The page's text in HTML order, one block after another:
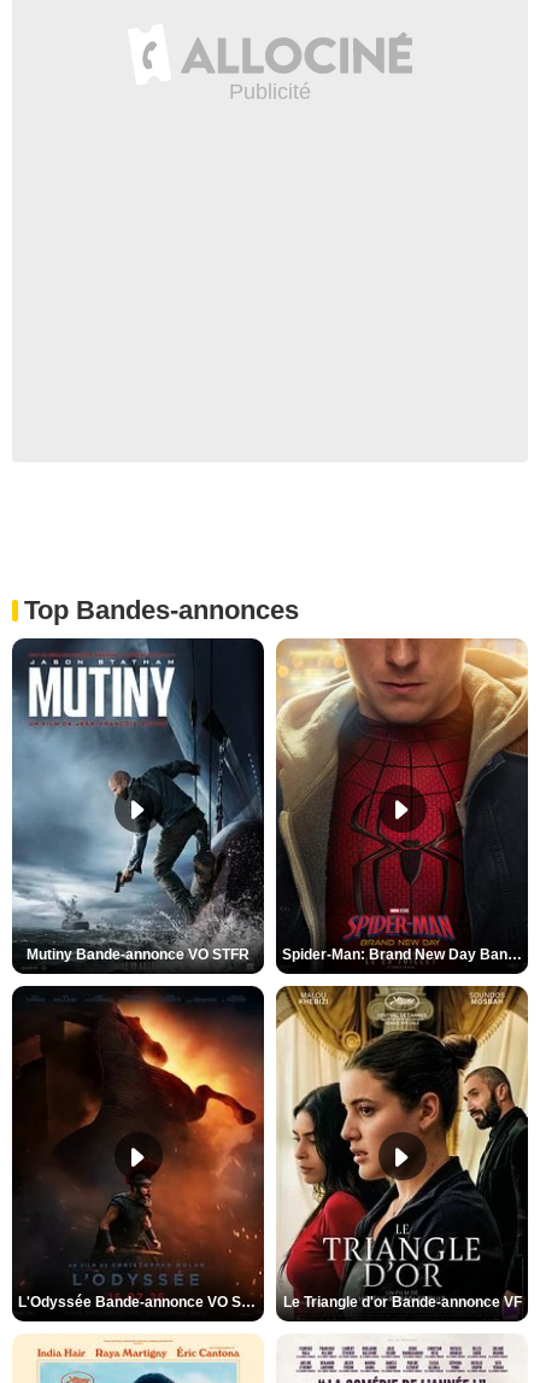
Top Bandes-annonces
Mutiny Bande-annonce VO STFR Spider-Man: Brand New Day Bande-annonce VO STFR
L'Odyssée Bande-annonce VO STFR Le Triangle d'or Bande-annonce VF